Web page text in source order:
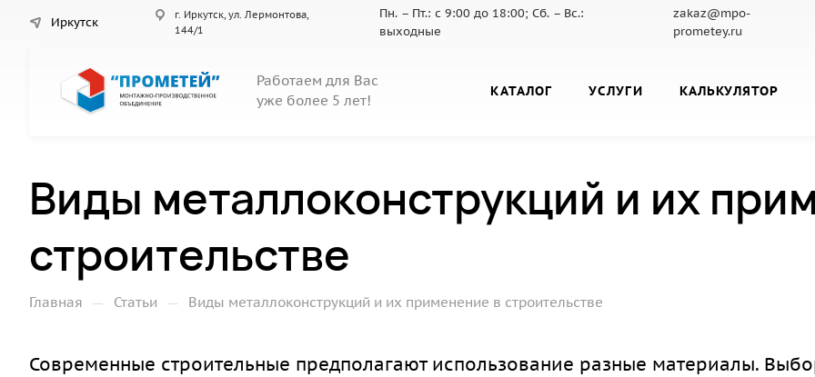
Иркутск
г. Иркутск, ул. Лермонтова,
144/1
Пн. – Пт.: с 9:00 до 18:00; Сб. – Вс.:
выходные
zakaz@mpo-
prometey.ru
Работаем для Вас
уже более 5 лет!
КАТАЛОГ УСЛУГИ КАЛЬКУЛЯТОР
Виды металлоконструкций и их
строительстве
Главная — Статьи — Виды металлоконструкций и их применение в строительстве
Современные строительные предполагают использование разные материалы.